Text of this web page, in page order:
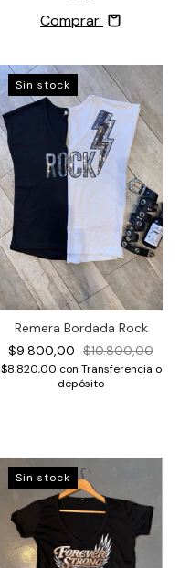
Comprar
Sin stock
Remera Bordada Rock
$9.800,00 $10.800,00
$8.820,00 con Transferencia o
depósito
Sin stock